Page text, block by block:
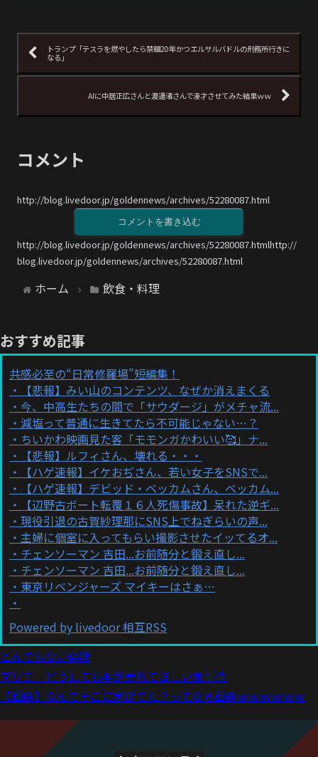
トランプ「テスラを燃やしたら禁錮20年かつエルサルバドルの刑務所行きに
なる」
AIに中居正広さんと渡邊渚さんで漫才させてみた結果ｗｗ
コメント
http://blog.livedoor.jp/goldennews/archives/52280087.html
コメントを書き込む
http://blog.livedoor.jp/goldennews/archives/52280087.htmlhttp://
blog.livedoor.jp/goldennews/archives/52280087.html
ホーム 飲食・料理
おすすめ記事
共感必至の“日常修羅場”短編集！
【悲報】みい山のコンテンツ、なぜか消えまくる
今、中高生たちの間で「サウダージ」がメチャ流...
減塩って普通に生きてたら不可能じゃない…？
ちいかわ映画見た客「モモンガかわいい🥰」ナ...
【悲報】ルフィさん、壊れる・・・
【ハゲ速報】イケおぢさん、若い女子をSNSで...
【ハゲ速報】デビッド・ベッカムさん、ベッカム...
【辺野古ボート転覆１６人死傷事故】呆れた逆ギ...
現役引退の古賀紗理那にSNS上でねぎらいの声...
主婦に個室に入ってもらい撮影させたイッてるオ...
チェンソーマン 吉田...お前随分と鍛え直し...
チェンソーマン 吉田...お前随分と鍛え直し...
東京リベンジャーズ マイキーはさぁ…
Powered by livedoor 相互RSS
とんでもない体験
マリエ どうしても本が売れてほしい裏事情
【画像】なんでそこに家建てた？ってなる画像ｗｗｗｗｗｗ